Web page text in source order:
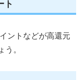
ト
ントなどが高還元
う。